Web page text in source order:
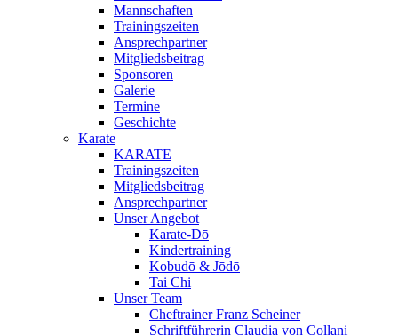
Mannschaften
Trainingszeiten
Ansprechpartner
Mitgliedsbeitrag
Sponsoren
Galerie
Termine
Geschichte
Karate
KARATE
Trainingszeiten
Mitgliedsbeitrag
Ansprechpartner
Unser Angebot
Karate-Dō
Kindertraining
Kobudō & Jōdō
Tai Chi
Unser Team
Cheftrainer Franz Scheiner
Schriftführerin Claudia von Collani